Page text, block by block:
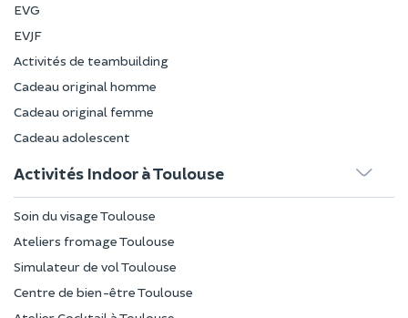
EVG
EVJF
Activités de teambuilding
Cadeau original homme
Cadeau original femme
Cadeau adolescent
Activités Indoor à Toulouse
Soin du visage Toulouse
Ateliers fromage Toulouse
Simulateur de vol Toulouse
Centre de bien-être Toulouse